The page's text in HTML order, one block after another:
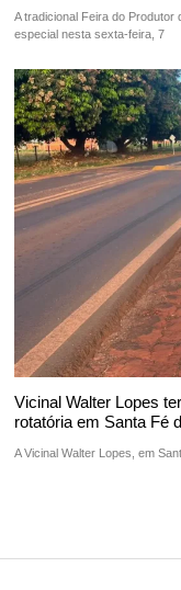
A tradicional Feira do Produtor
especial nesta sexta-feira, 7
Vicinal Walter Lopes
rotatória em Santa Fé
A Vicinal Walter Lopes, em